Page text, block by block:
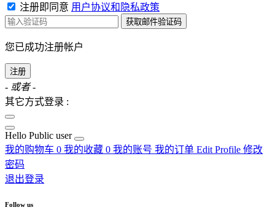
注册即同意 用户协议和隐私政策
获取邮件验证码
您已成功注册帐户
注册
- 或者 -
其它方式登录 :
Hello Public user
我的购物车 0 我的收藏 0 我的账号 我的订单 Edit Profile 修改
密码
退出登录
Follow us